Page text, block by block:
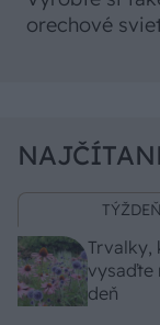
orechové
TÝŽDEŇ
Trvalky,
vysaďte
deň